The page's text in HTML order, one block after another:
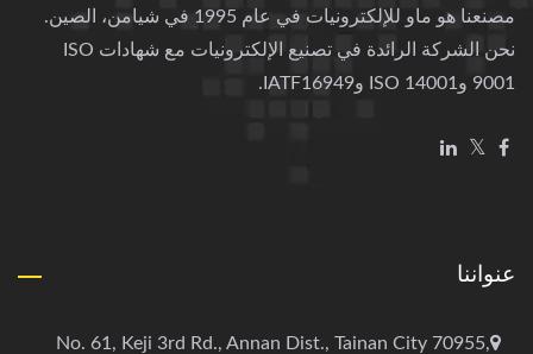
مصنعنا هو ماو للإلكترونيات في عام 1995 في شيامن، الصين.
نحن الشركة الرائدة في تصنيع الإلكترونيات مع شهادات ISO
9001 وISO 14001 وIATF16949.
عنواننا
No. 61, Keji 3rd Rd., Annan Dist., Tainan City 70955,